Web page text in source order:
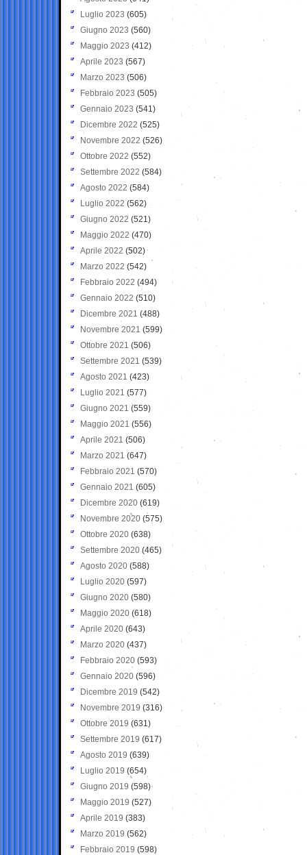
Luglio 2023 (605)
Giugno 2023 (560)
Maggio 2023 (412)
Aprile 2023 (567)
Marzo 2023 (506)
Febbraio 2023 (505)
Gennaio 2023 (541)
Dicembre 2022 (525)
Novembre 2022 (526)
Ottobre 2022 (552)
Settembre 2022 (584)
Agosto 2022 (584)
Luglio 2022 (562)
Giugno 2022 (521)
Maggio 2022 (470)
Aprile 2022 (502)
Marzo 2022 (542)
Febbraio 2022 (494)
Gennaio 2022 (510)
Dicembre 2021 (488)
Novembre 2021 (599)
Ottobre 2021 (506)
Settembre 2021 (539)
Agosto 2021 (423)
Luglio 2021 (577)
Giugno 2021(559)
Maggio 2021 (556)
Aprile 2021 (506)
Marzo 2021 (647)
Febbraio 2021 (570)
Gennaio 2021 (605)
Dicembre 2020 (619)
Novembre 2020 (575)
Ottobre 2020 (638)
Settembre 2020(465)
Agosto 2020 (588)
Luglio 2020 (597)
Giugno 2020 (580)
Maggio 2020 (618)
Aprile 2020 (643)
Marzo 2020 (437)
Febbraio 2020 (593)
Gennaio 2020 (596)
Dicembre 2019 (542)
Novembre 2019 (316)
Ottobre 2019 (631)
Settembre 2019 (617)
Agosto 2019 (639)
Luglio 2019 (654)
Giugno 2019 (598)
Maggio 2019 (527)
Aprile 2019 (383)
Marzo 2019 (562)
Febbraio 2019 (598)